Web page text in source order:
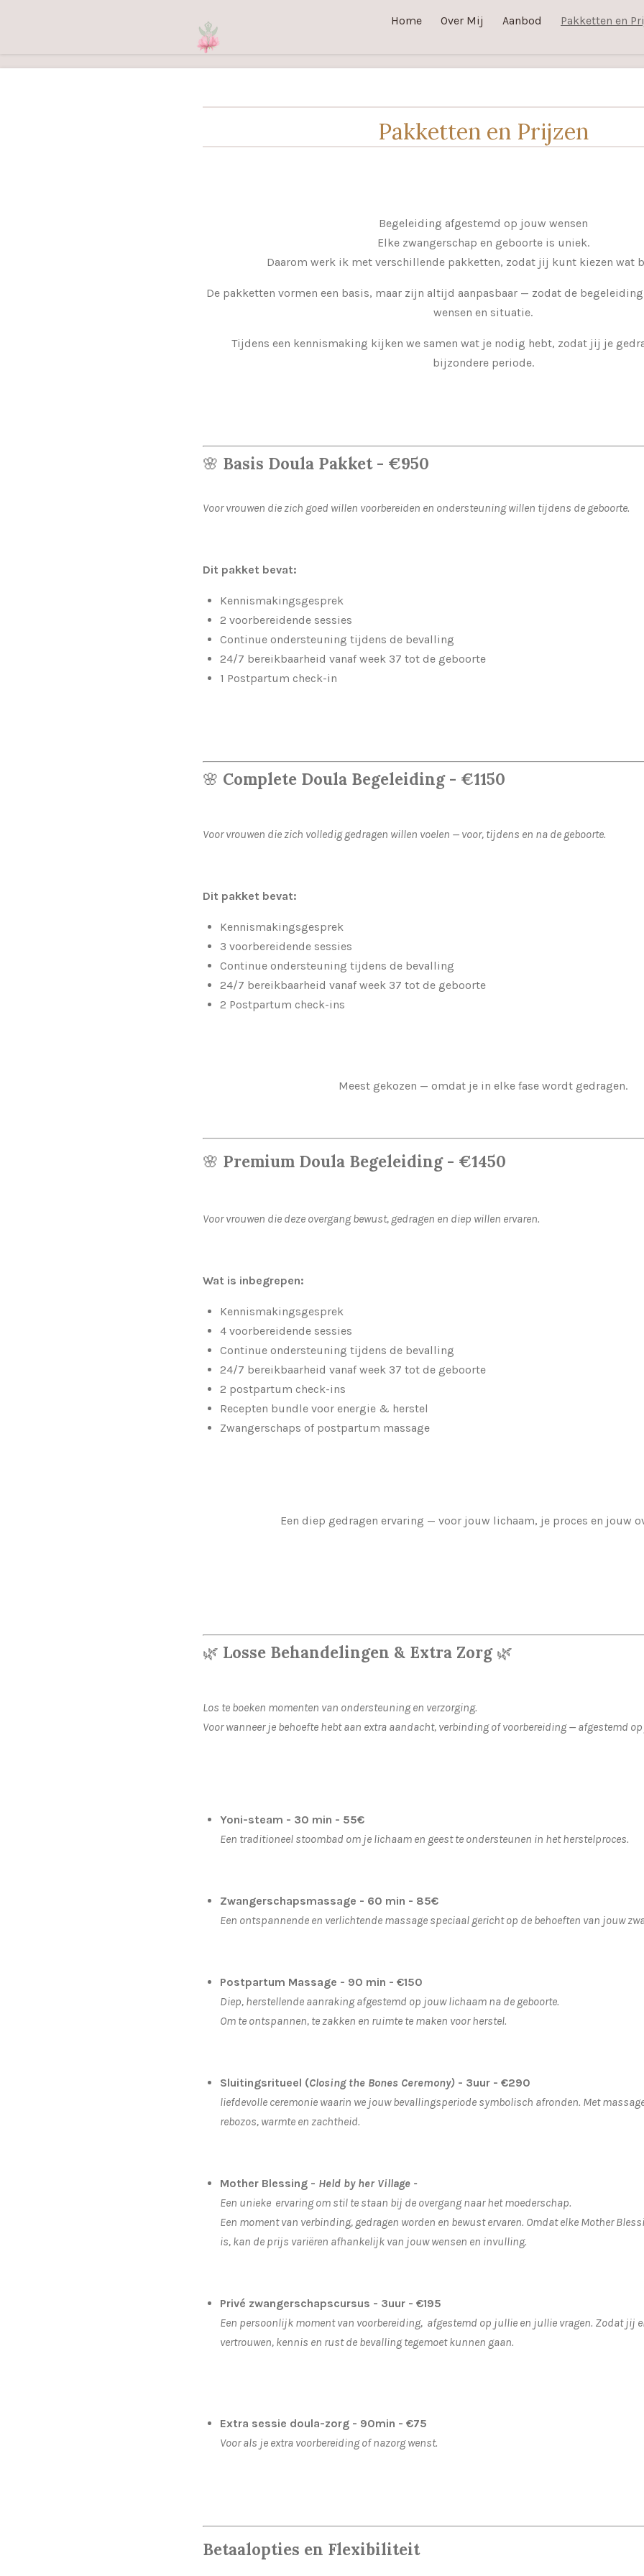
Home Over Mij Aanbod Pakketten en
Pakketten en Prijzen
Begeleiding afgestemd op jouw wensen
Elke zwangerschap en geboorte is uniek.
Daarom werk ik met verschillende pakketten, zodat jij kunt kiezen wat
De pakketten vormen een basis, maar zijn altijd aanpasbaar — zodat de
wensen en situatie.
Tijdens een kennismaking kijken we samen wat je nodig hebt, zodat jij je
bijzondere periode.
🌸 Basis Doula Pakket - €950
Voor vrouwen die zich goed willen voorbereiden en ondersteuning willen tijdens de geboorte.
Dit pakket bevat:
Kennismakingsgesprek
2 voorbereidende sessies
Continue ondersteuning tijdens de bevalling
24/7 bereikbaarheid vanaf week 37 tot de geboorte
1 Postpartum check-in
🌸 Complete Doula Begeleiding - €1150
Voor vrouwen die zich volledig gedragen willen voelen — voor, tijdens en na de geboorte.
Dit pakket bevat:
Kennismakingsgesprek
3 voorbereidende sessies
Continue ondersteuning tijdens de bevalling
24/7 bereikbaarheid vanaf week 37 tot de geboorte
2 Postpartum check-ins
Meest gekozen — omdat je in elke fase wordt gedragen.
🌸 Premium Doula Begeleiding - €1450
Voor vrouwen die deze overgang bewust, gedragen en diep willen ervaren.
Wat is inbegrepen:
Kennismakingsgesprek
4 voorbereidende sessies
Continue ondersteuning tijdens de bevalling
24/7 bereikbaarheid vanaf week 37 tot de geboorte
2 postpartum check-ins
Recepten bundle voor energie & herstel
Zwangerschaps of postpartum massage
Een diep gedragen ervaring — voor jouw lichaam, je proces en jouw
🌿 Losse Behandelingen & Extra Zorg🌿
Los te boeken momenten van ondersteuning en verzorging.
Voor wanneer je behoefte hebt aan extra aandacht, verbinding of voorbereiding — afgestemd
Yoni-steam - 30 min - 55€
Een traditioneel stoombad om je lichaam en geest te ondersteunen in het herstelproces.
Zwangerschapsmassage - 60 min - 85€
Een ontspannende en verlichtende massage speciaal gericht op de behoeften van jouw
Postpartum Massage - 90 min - €150
Diep, herstellende aanraking afgestemd op jouw lichaam na de geboorte.
Om te ontspannen, te zakken en ruimte te maken voor herstel.
Sluitingsritueel (Closing the Bones Ceremony) - 3uur -
liefdevolle ceremonie waarin we jouw bevallingsperiode symbolisch afronden. Met
rebozos, warmte en zachtheid.
Mother Blessing - Held by her Village -
Een unieke ervaring om stil te staan bij de overgang naar het moederschap.
Een moment van verbinding, gedragen worden en bewust ervaren. Omdat elke Mother
is, kan de prijs variëren afhankelijk van jouw wensen en invulling.
Privé zwangerschapscursus - 3uur - €195
Een persoonlijk moment van voorbereiding, afgestemd op jullie en jullie vragen. Zodat jij
vertrouwen, kennis en rust de bevalling tegemoet kunnen gaan.
Extra sessie doula-zorg - 90min - €75
Voor als je extra voorbereiding of nazorg wenst.
Betaalopties en Flexibiliteit